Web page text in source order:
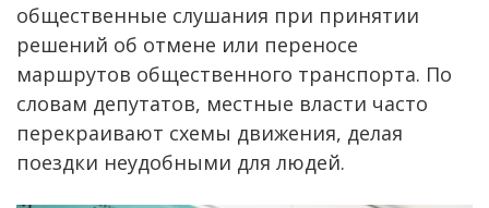
общественные слушания при принятии
решений об отмене или переносе
маршрутов общественного транспорта. По
словам депутатов, местные власти часто
перекраивают схемы движения, делая
поездки неудобными для людей.